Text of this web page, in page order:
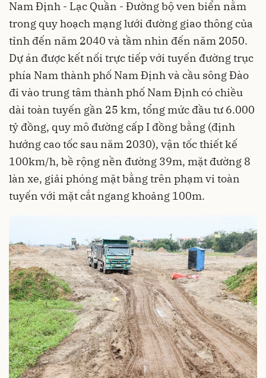
Nam Định - Lạc Quần - Đường bộ ven biển nằm
trong quy hoạch mạng lưới đường giao thông của
tỉnh đến năm 2040 và tầm nhìn đến năm 2050.
Dự án được kết nối trực tiếp với tuyến đường trục
phía Nam thành phố Nam Định và cầu sông Đào
đi vào trung tâm thành phố Nam Định có chiều
dài toàn tuyến gần 25 km, tổng mức đầu tư 6.000
tỷ đồng, quy mô đường cấp I đồng bằng (định
hướng cao tốc sau năm 2030), vận tốc thiết kế
100km/h, bề rộng nền đường 39m, mặt đường 8
làn xe, giải phóng mặt bằng trên phạm vi toàn
tuyến với mặt cắt ngang khoảng 100m.